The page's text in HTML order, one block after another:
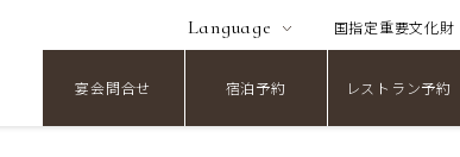
Language 国指定重要文化財
宴会問合せ 宿泊予約 レストラン予約